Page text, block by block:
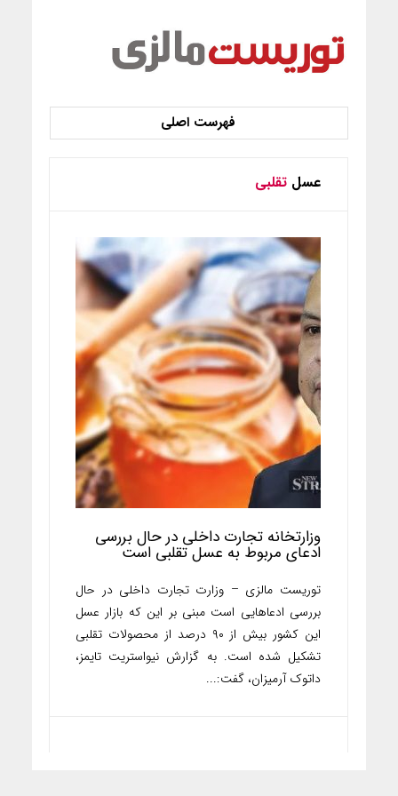
عسل تقلبی
وزارتخانه تجارت داخلی در حال بررسی
ادعای مربوط به عسل تقلبی است
توریست مالزی – وزارت تجارت داخلی در حال
بررسی ادعاهایی است مبنی بر این که بازار عسل
این کشور بیش از ۹۰ درصد از محصولات تقلبی
تشکیل شده است. به گزارش نیواستریت تایمز،
داتوک آرمیزان، گفت:...